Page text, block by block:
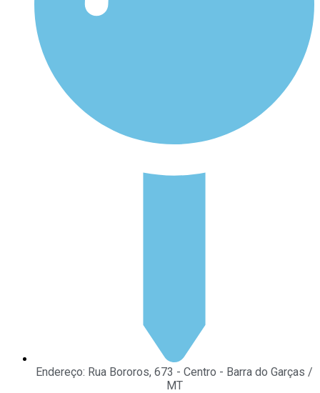
Endereço: Rua Bororos, 673 - Centro - Barra do Garças /
MT